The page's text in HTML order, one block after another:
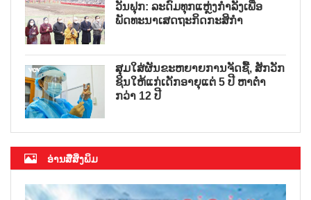
ວັນຟຸກ: ລະດົມທຸກແຫຼ່ງກຳລັງເພື່ອ
ພັດທະນາເສດຖະກິດກະສິກຳ
ສຸມໃສ່ຜັນຂະຫຍາຍການຈັດຊື້, ສັກວັກ
ຊິນໃຫ້ແກ່ເດັກອາຍຸແຕ່ 5 ປີ ຫາຕ່ຳ
ກວ່າ 12 ປີ
ອ່ານສື່ສິ່ງພິມ